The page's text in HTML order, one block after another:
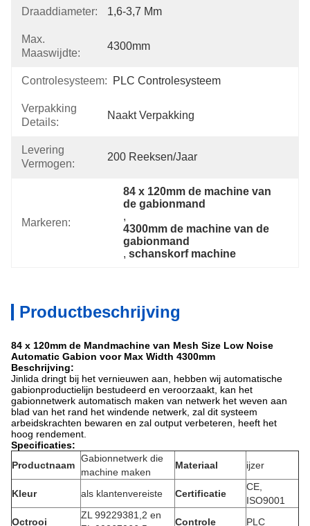
Draaddiameter: 1,6-3,7 Mm
Max.
Maaswijdte:
4300mm
Controlesysteem: PLC Controlesysteem
Verpakking
Details:
Naakt Verpakking
Levering
Vermogen:
200 Reeksen/jaar
Markeren:
84 x 120mm de machine van
de gabionmand
,
4300mm de machine van de
gabionmand
, schanskorf machine
Productbeschrijving
84 x 120mm de Mandmachine van Mesh Size Low Noise
Automatic Gabion voor Max Width 4300mm
Beschrijving:
Jinlida dringt bij het vernieuwen aan, hebben wij automatische
gabionproductielijn bestudeerd en veroorzaakt, kan het
gabionnetwerk automatisch maken van netwerk het weven aan
blad van het rand het windende netwerk, zal dit systeem
arbeidskrachten bewaren en zal output verbeteren, heeft het
hoog rendement.
Specificaties:
Productnaam
Gabionnetwerk die
machine maken
Materiaal ijzer
Kleur als klantenvereiste Certificatie
CE,
ISO9001
Octrooi
ZL 99229381,2 en
Controle PLC